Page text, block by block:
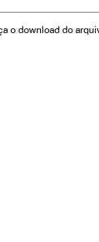
o download do